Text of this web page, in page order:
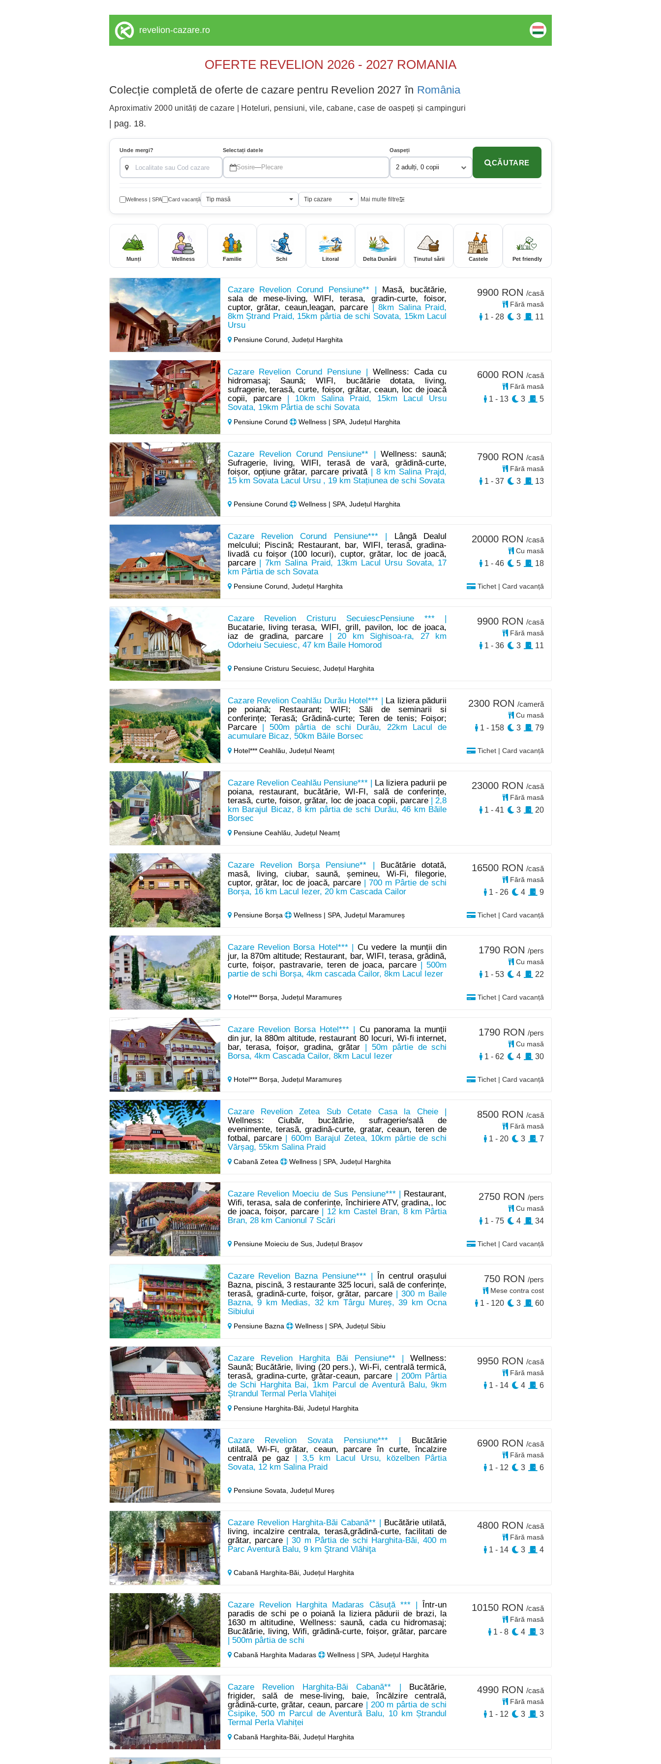
revelion-cazare.ro
OFERTE REVELION 2026 - 2027 ROMANIA
Colecție completă de oferte de cazare pentru Revelion 2027 în România
Aproximativ 2000 unități de cazare | Hoteluri, pensiuni, vile, cabane, case de oaspeți și campinguri
| pag. 18.
Unde mergi? Selectați datele
Sosire—Plecare
Oaspeți
2 adulți, 0 copii
CĂUTARE
Wellness | SPA Card vacanță Tip masă Tip cazare Mai multe filtre
Munți Wellness Familie Schi Litoral Delta Dunării Ținutul sării Castele Pet friendly
Cazare Revelion Corund Pensiune** | Masă, bucătărie,
sala de mese-living, WIFI, terasa, gradin-curte, foisor,
cuptor, grătar, ceaun,leagan, parcare | 8km Salina Praid,
8km Ștrand Praid, 15km pârtia de schi Sovata, 15km Lacul
Ursu
Pensiune Corund, Județul Harghita
9900 RON /casă
Fără masă
1 - 28 3 11
Cazare Revelion Corund Pensiune | Wellness: Cada cu
hidromasaj; Saună; WIFI, bucătărie dotata, living,
sufragerie, terasă, curte, foișor, grătar, ceaun, loc de joacă
copii, parcare| 10km Salina Praid, 15km Lacul Ursu
Sovata, 19km Pârtia de schi Sovata
Pensiune Corund Wellness | SPA, Județul Harghita
6000 RON /casă
Fără masă
1 - 13 3 5
Cazare Revelion Corund Pensiune** |Wellness: saună;
Sufragerie, living, WIFI, terasă de vară, grădină-curte,
foișor, opțiune grătar, parcare privată| 8 km Salina Prajd,
15 km Sovata Lacul Ursu , 19 km Stațiunea de schi Sovata
Pensiune Corund Wellness | SPA, Județul Harghita
7900 RON /casă
Fără masă
1 - 37 3 13
Cazare Revelion Corund Pensiune*** |
Lângă Dealul
melcului; Piscină; Restaurant, bar, WIFI, terasă, gradina-
livadă cu foișor (100 locuri), cuptor, grătar, loc de joacă,
parcare| 7km Salina Praid, 13km Lacul Ursu Sovata, 17
km Pârtia de sch Sovata
Pensiune Corund, Județul Harghita Tichet | Card vacanță
20000 RON /casă
Cu masă
1 - 46 5 18
Cazare Revelion Cristuru SecuiescPensiune *** |
Bucatarie, living terasa, WIFI, grill, pavilon, loc de joaca,
iaz de gradina, parcare | 20 km Sighisoa-ra, 27 km
Odorheiu Secuiesc, 47 km Baile Homorod
Pensiune Cristuru Secuiesc, Județul Harghita
9900 RON /casă
Fără masă
1 - 36 3 11
Cazare Revelion Ceahlău Durău Hotel*** |
La liziera pădurii
pe poiană; Restaurant; WIFI; Săli de seminarii si
conferințe; Terasă; Grădină-curte; Teren de tenis; Foișor;
Parcare| 500m pârtia de schi Durău, 22km Lacul de
acumulare Bicaz, 50km Băile Borsec
Hotel*** Ceahlău, Județul Neamț Tichet | Card vacanță
2300 RON /cameră
Cu masă
1 - 158 3 79
Cazare Revelion Ceahlău Pensiune*** |
La liziera padurii pe
poiana, restaurant, bucătărie, WI-FI, sală de conferințe,
terasă, curte, foisor, grătar, loc de joaca copii, parcare| 2,8
km Barajul Bicaz, 8 km pârtia de schi Durău, 46 km Băile
Borsec
Pensiune Ceahlău, Județul Neamț
23000 RON /casă
Fără masă
1 - 41 3 20
Cazare Revelion Borșa Pensiune** |
Bucătărie dotată,
masă, living, ciubar, saună, șemineu, Wi-Fi, filegorie,
cuptor, grătar, loc de joacă, parcare| 700 m Pârtie de schi
Borșa, 16 km Lacul Iezer, 20 km Cascada Cailor
Pensiune Borșa Wellness | SPA, Județul Maramureș Tichet | Card vacanță
16500 RON /casă
Fără masă
1 - 26 4 9
Cazare Revelion Borsa Hotel*** | Cu vedere la munții din
jur, la 870m altitude; Restaurant, bar, WIFI, terasa, grădină,
curte, foișor, pastravarie, teren de joaca, parcare | 500m
partie de schi Borșa, 4km cascada Cailor, 8km Lacul Iezer
Hotel*** Borșa, Județul Maramureș Tichet | Card vacanță
1790 RON /pers
Cu masă
1 - 53 4 22
Cazare Revelion Borsa Hotel*** | Cu panorama la munții
din jur, la 880m altitude, restaurant 80 locuri, Wi-fi internet,
bar, terasa, foișor, gradina, grătar | 50m pârtie de schi
Borsa, 4km Cascada Cailor, 8km Lacul Iezer
Hotel*** Borșa, Județul Maramureș Tichet | Card vacanță
1790 RON /pers
Cu masă
1 - 62 4 30
Cazare Revelion Zetea Sub Cetate Casa la Cheie |
Wellness: Ciubăr, bucătărie, sufragerie/sală de
evenimente, terasă, gradină-curte, gratar, ceaun, teren de
fotbal, parcare| 600m Barajul Zetea, 10km pârtie de schi
Vărșag, 55km Salina Praid
Cabană Zetea Wellness | SPA, Județul Harghita
8500 RON /casă
Fără masă
1 - 20 3 7
Cazare Revelion Moeciu de Sus Pensiune*** |
Restaurant,
Wifi, terasa, sala de conferințe, închiriere ATV, gradina,, loc
de joaca, foișor, parcare| 12 km Castel Bran, 8 km Pârtia
Bran, 28 km Canionul 7 Scări
Pensiune Moieciu de Sus, Județul Brașov Tichet | Card vacanță
2750 RON /pers
Cu masă
1 - 75 4 34
Cazare Revelion Bazna Pensiune*** |
În centrul orașului
Bazna, piscină, 3 restaurante 325 locuri, sală de conferințe,
terasă, gradină-curte, foișor, grătar, parcare| 300 m Baile
Bazna, 9 km Medias, 32 km Târgu Mureș, 39 km Ocna
Sibiului
Pensiune Bazna Wellness | SPA, Județul Sibiu
750 RON /pers
Mese contra cost
1 - 120 3 60
Cazare Revelion Harghita Băi Pensiune** |Wellness:
Saună; Bucătărie, living (20 pers.), Wi-Fi, centrală termică,
terasă, gradina-curte, grătar-ceaun, parcare | 200m Pârtia
de Schi Harghita Bai, 1km Parcul de Aventură Balu, 9km
Ștrandul Termal Perla Vlahiței
Pensiune Harghita-Băi, Județul Harghita
9950 RON /casă
Fără masă
1 - 14 4 6
Cazare Revelion Sovata Pensiune*** |
Bucătărie
utilată, Wi-Fi, grătar, ceaun, parcare în curte, încalzire
centrală pe gaz | 3,5 km Lacul Ursu, közelben Pârtia
Sovata, 12 km Salina Praid
Pensiune Sovata, Județul Mureș
6900 RON /casă
Fără masă
1 - 12 3 6
Cazare Revelion Harghita-Băi Cabană** |
Bucătărie utilată,
living, incalzire centrala, terasă,grădină-curte, facilitati de
grătar, parcare| 30 m Pârtia de schi Harghita-Băi, 400 m
Parc Aventură Balu, 9 km Ştrand Vlăhiţa
Cabană Harghita-Băi, Județul Harghita
4800 RON /casă
Fără masă
1 - 14 3 4
Cazare Revelion Harghita Madaras Căsuță *** |
Într-un
paradis de schi pe o poiană la liziera pădurii de brazi, la
1630 m altitudine, Wellness: saună, cada cu hidromasaj;
Bucătărie, living, Wifi, grădină-curte, foișor, grătar, parcare
| 500m pârtia de schi
Cabană Harghita Madaras Wellness | SPA, Județul Harghita
10150 RON /casă
Fără masă
1 - 8 4 3
Cazare Revelion Harghita-Băi Cabană** |
Bucătărie,
frigider, sală de mese-living, baie, încălzire centrală,
grădină-curte, grătar, ceaun, parcare | 200 m pârtia de schi
Csipike, 500 m Parcul de Aventură Balu, 10 km Ștrandul
Termal Perla Vlahiței
Cabană Harghita-Băi, Județul Harghita
4990 RON /casă
Fără masă
1 - 12 3 3